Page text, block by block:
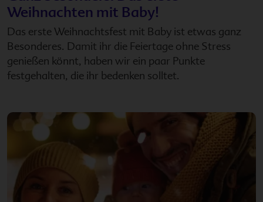
Weihnachten mit Baby!
Das erste Weihnachtsfest mit Baby ist etwas ganz
Besonderes. Damit ihr die Feiertage ohne Stress
genießen könnt, haben wir ein paar Punkte
festgehalten, die ihr bedenken solltet.